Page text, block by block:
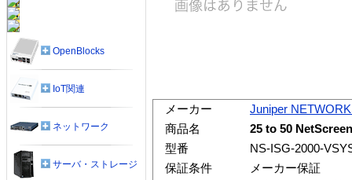
メーカー
Juniper
商品名
25 to 50
型番
NS-ISG-2000-
保証条件
メーカー保証
OpenBlocks
IoT関連
ネットワーク
サーバ・ストレージ